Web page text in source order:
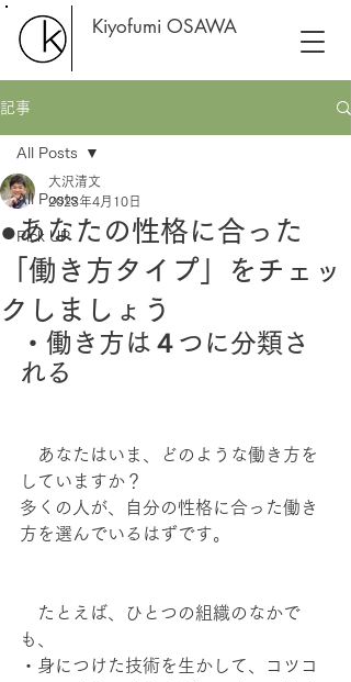
Kiyofumi OSAWA
記事
All Posts
Pick UP
All Posts
●あなたの性格に合った
「働き方タイプ」をチェッ
クしましょう
大沢清文
2023年4月10日
・働き方は４つに分類さ
れる
あなたはいま、どのような働き方を
していますか？
多くの人が、自分の性格に合った働き
方を選んでいるはずです。
たとえば、ひとつの組織のなかで
も、
・身につけた技術を生かして、コツコ